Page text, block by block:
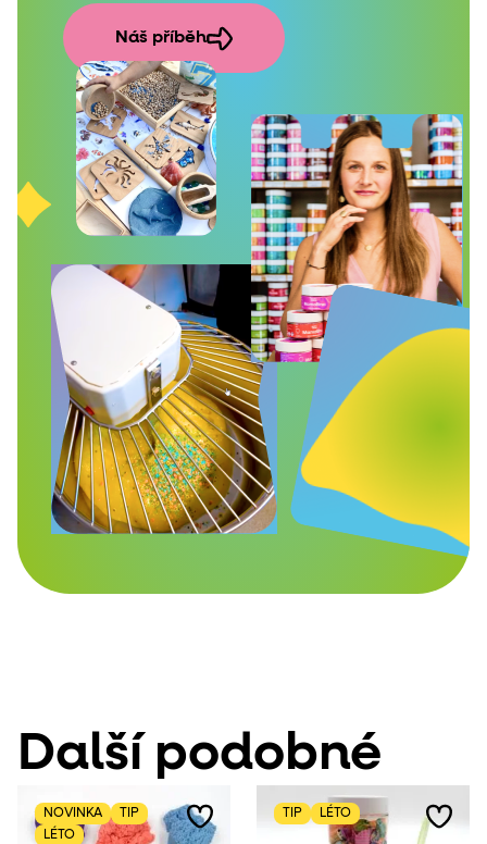
Náš příběh
Další podobné
NOVINKA
TIP
LÉTO
TIP LÉTO